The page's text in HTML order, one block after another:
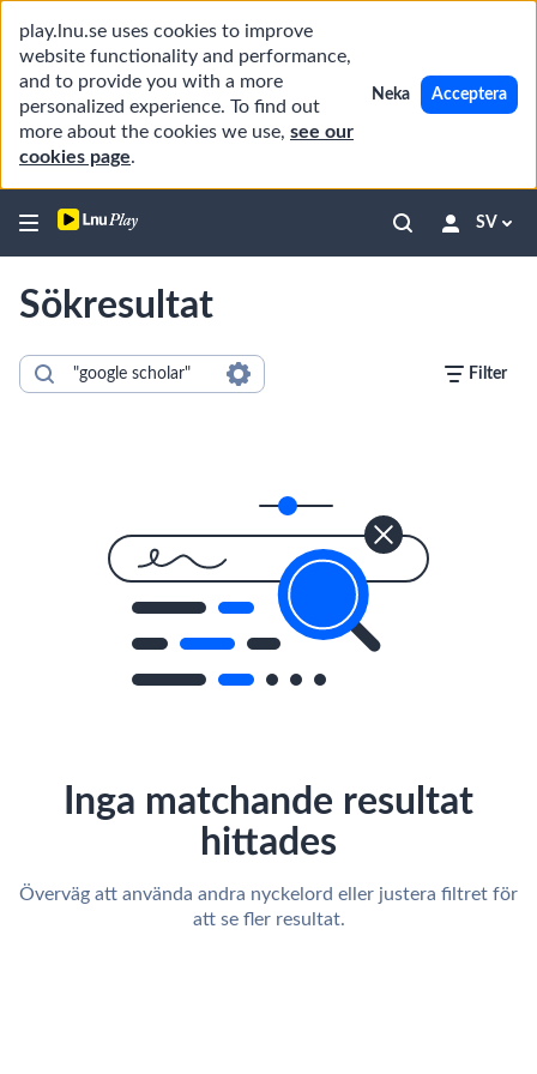
play.lnu.se uses cookies to improve
website functionality and performance,
and to provide you with a more
personalized experience. To find out
more about the cookies we use, see our
cookies page.
Neka Acceptera
SV
Sökresultat
Filter
Inga matchande resultat
hittades
Överväg att använda andra nyckelord eller justera filtret för
att se fler resultat.